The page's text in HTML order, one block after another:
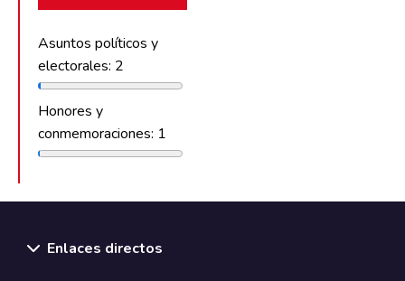
Asuntos políticos y
electorales: 2
Honores y
conmemoraciones: 1
Enlaces directos